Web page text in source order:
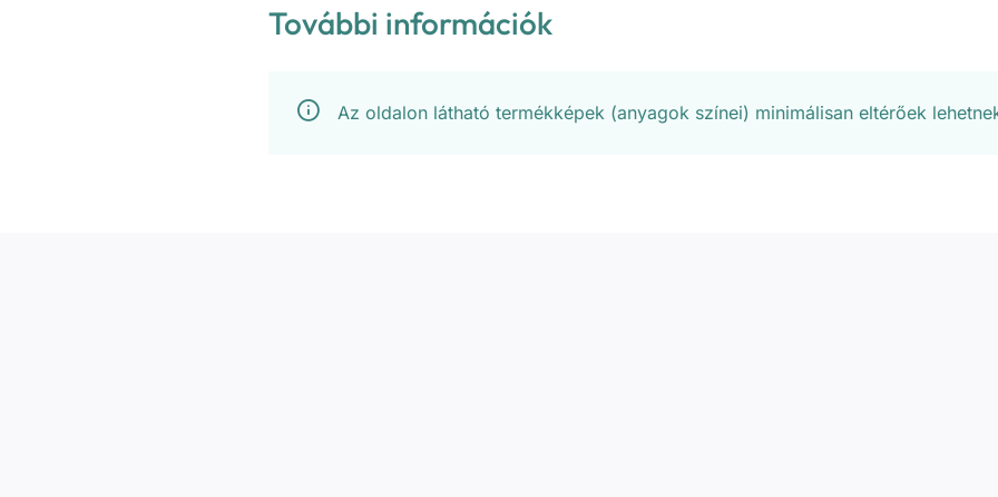
További információk
Az oldalon látható termékképek (anyagok színei) minimálisan eltérőek